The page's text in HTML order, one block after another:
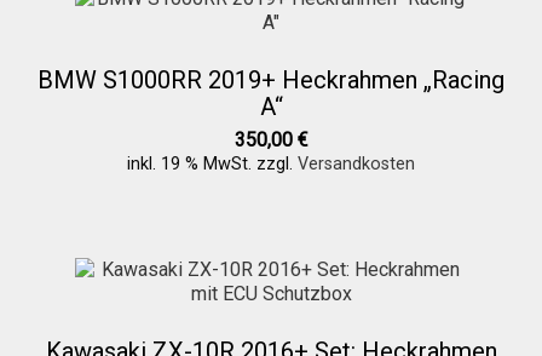
BMW S1000RR 2019+ Heckrahmen „Racing
A“
350,00 €
inkl. 19 % MwSt. zzgl. Versandkosten